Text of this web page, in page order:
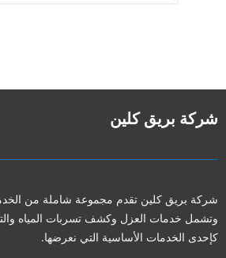
شركة بريق كلين
شركة بريق كلين تقدم مجموعة شاملة من
وتشمل خدمات العزل وكشف تسربات المياه
كإحدى الخدمات الأساسية التي نعرضها.